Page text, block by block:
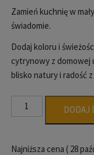
Zamień kuchnię w
świadomie.
Dodaj koloru i
cytrynowy z domowej
blisko natury i radość
ilość
Boczniak
-
DODAJ
Najniższa cena (28